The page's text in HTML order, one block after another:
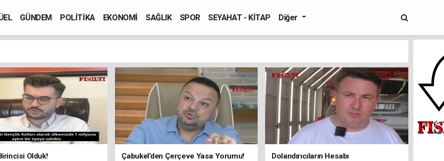
GÜNDEM POLİTİKA EKONOMİ SAĞLIK SPOR SEYAHAT - KİTAP Diğer
Olduk! Çabukel’den Çerçeve Yasa Yorumu!
Dolandırıcıların Hesabı